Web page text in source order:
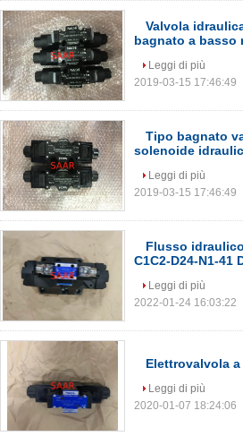
Valvola
bagnato a basso
Leggi di più
2019-03-15 17:46:49
Tipo bagnato
solenoide
Leggi di più
2019-03-15 17:46:49
Flusso
C1C2-D24-N1-41
Leggi di più
2022-01-24 16:03:22
Elettrovalvola a
Leggi di più
2020-01-07 18:24:06